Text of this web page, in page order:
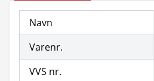
Navn
Varenr.
VVS nr.